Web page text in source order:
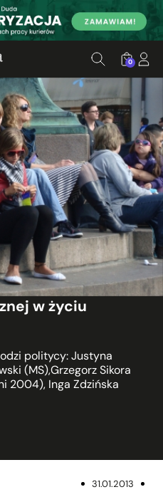
0
w życiu
politycy: Justyna
(MS),Grzegorz Sikora
2004), Inga Zdzińska
31.01.2013